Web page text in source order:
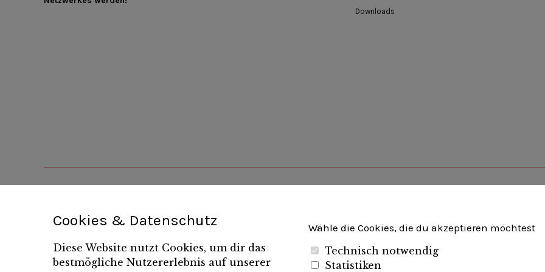
Downloads
Unternehmerverband Brandenburg-Berlin e.V.
Folgen Sie uns auf
Cookies & Datenschutz
Diese Website nutzt Cookies, um dir das
bestmögliche Nutzererlebnis auf unserer
Wähle die Cookies, die du akzeptieren möchtest
Technisch notwendig
Statistiken